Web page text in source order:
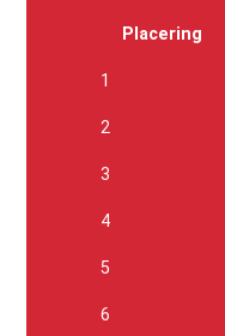
Placering
1
2
3
4
5
6